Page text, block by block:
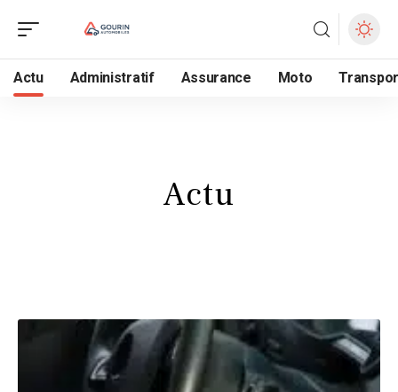
Actu Administratif Assurance Moto
Actu